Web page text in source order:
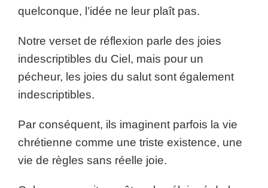
quelconque, l’idée ne leur plaît pas.
Notre verset de réflexion parle des joies
indescriptibles du Ciel, mais pour un
pécheur, les joies du salut sont également
indescriptibles.
Par conséquent, ils imaginent parfois la vie
chrétienne comme une triste existence, une
vie de règles sans réelle joie.